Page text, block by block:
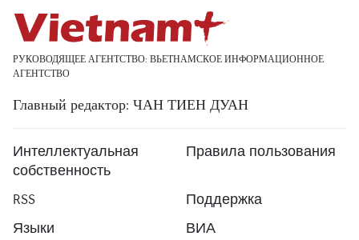
РУКОВОДЯЩЕЕ АГЕНТСТВО: ВЬЕТНАМСКОЕ ИНФОРМАЦИОННОЕ
АГЕНТСТВО
Главный редактор: ЧАН ТИЕН ДУАН
Интеллектуальная
собственность
Правила пользования
RSS
Поддержка
Языки
ВИА